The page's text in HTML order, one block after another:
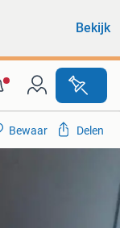
Bekijk
Bewaar Delen